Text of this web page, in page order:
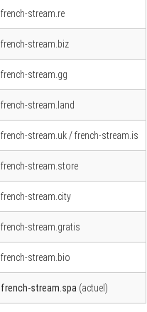
french-stream.re
french-stream.biz
french-stream.gg
french-stream.land
french-stream.uk / french-stream.is
french-stream.store
french-stream.city
french-stream.gratis
french-stream.bio
french-stream.spa (actuel)